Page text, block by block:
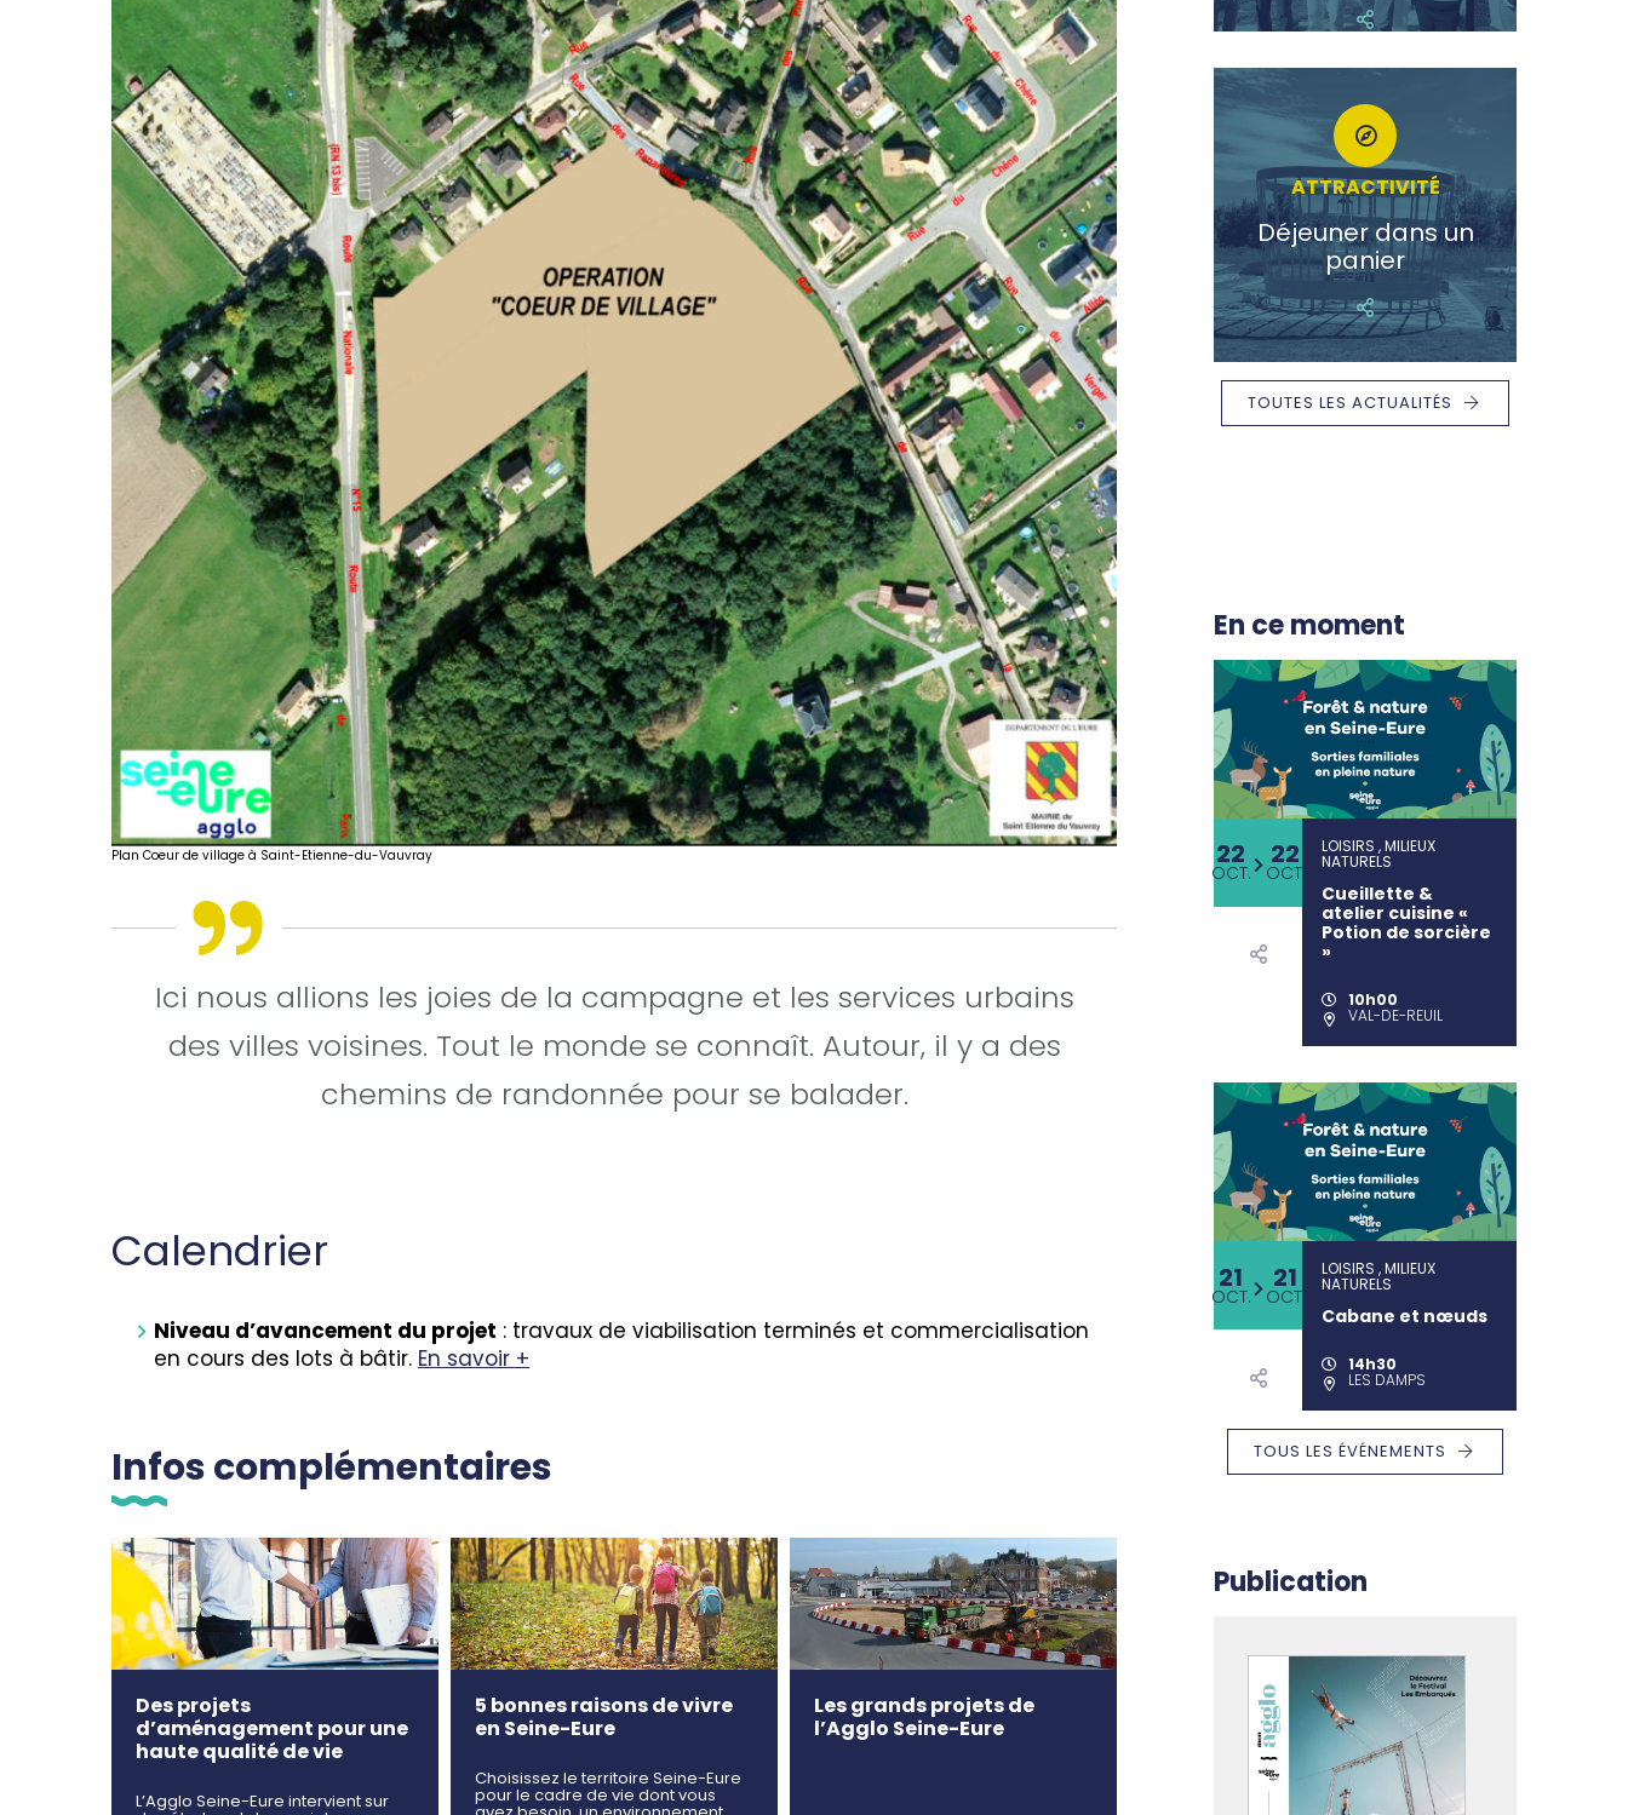
Plan Coeur de village à Saint-Etienne-du-Vauvray
Ici nous allions les joies de la campagne et les services urbains
des villes voisines. Tout le monde se connaît. Autour, il y a des
chemins de randonnée pour se balader.
Calendrier
Niveau d’avancement du projet : travaux de viabilisation terminés et commercialisation
en cours des lots à bâtir. En savoir +
Infos complémentaires
Des projets
d’aménagement pour une
haute qualité de vie
L’Agglo Seine-Eure intervient sur
5 bonnes raisons de vivre
en Seine-Eure
Choisissez le territoire Seine-Eure
pour le cadre de vie dont vous
Les grands projets de
l’Agglo Seine-Eure
ATTRACTIVITÉ
Déjeuner dans un
panier
TOUTES LES ACTUALITÉS
En ce moment
22
OCT.
22
OCT.
LOISIRS , MILIEUX
NATURELS
Cueillette &
atelier cuisine «
Potion de sorcière
»
10h00
VAL-DE-REUIL
21
OCT.
21
OCT.
LOISIRS , MILIEUX
NATURELS
Cabane et nœuds
14h30
LES DAMPS
TOUS LES ÉVÉNEMENTS
Publication